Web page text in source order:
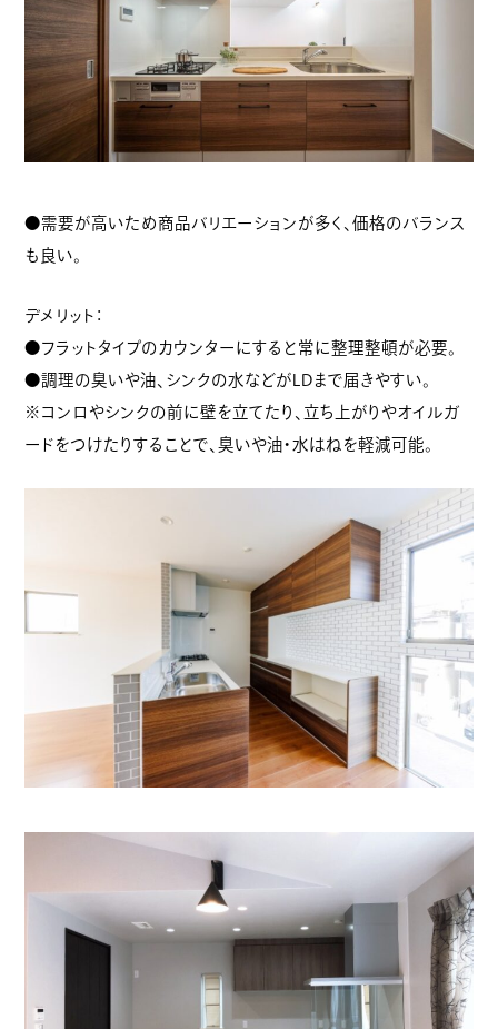
●需要が高いため商品バリエーションが多く、価格のバランス
も良い。
デメリット：
●フラットタイプのカウンターにすると常に整理整頓が必要。
●調理の臭いや油、シンクの水などがLDまで届きやすい。
※コンロやシンクの前に壁を立てたり、立ち上がりやオイルガ
ードをつけたりすることで、臭いや油・水はねを軽減可能。